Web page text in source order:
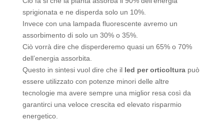
sprigionata e ne disperda solo un 10%.
Invece con una lampada fluorescente avremo un
assorbimento di solo un 30% o 35%.
Ciò vorrà dire che disperderemo quasi un 65% o 70%
dell’energia assorbita.
Questo in sintesi vuol dire che il led per orticolturapuò
essere utilizzato con potenze minori delle altre
tecnologie ma avere sempre una miglior resa così da
garantirci una veloce crescita ed elevato risparmio
energetico.